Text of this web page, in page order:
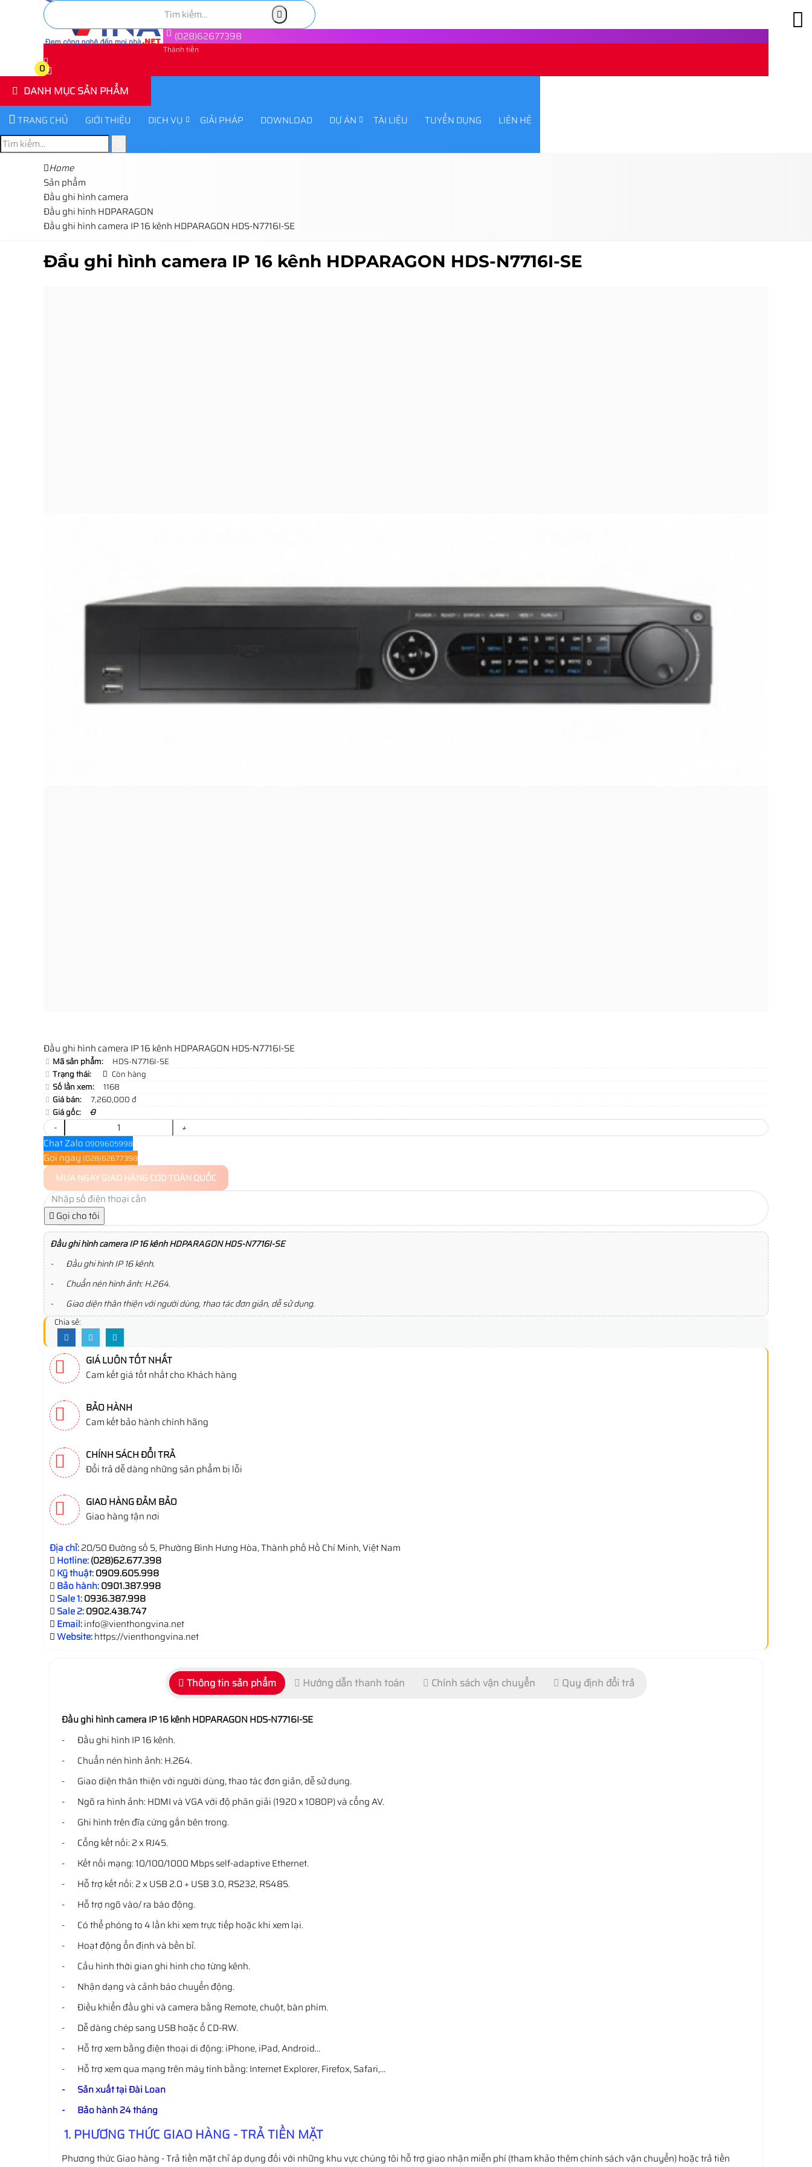
(028)62677398
Thành tiền
0
0
DANH MỤC SẢN PHẨM
TRANG CHỦ GIỚI THIỆU DỊCH VỤ GIẢI PHÁP DOWNLOAD DỰ ÁN TÀI LIỆU TUYỂN DỤNG LIÊN HỆ
Home
Sản phẩm
Đầu ghi hình camera
Đầu ghi hình HDPARAGON
Đầu ghi hình camera IP 16 kênh HDPARAGON HDS-N7716I-SE
Đầu ghi hình camera IP 16 kênh HDPARAGON HDS-N7716I-SE
Đầu ghi hình camera IP 16 kênh HDPARAGON HDS-N7716I-SE
Mã sản phẩm:
HDS-N7716I-SE
Trạng thái:
Còn hàng
Số lần xem:
1168
Giá bán:
7,260,000 đ
Giá gốc:
0
-
+
Chat Zalo 0909605998
Gọi ngay (028)62677398
MUA NGAYGIAO HÀNG COD TOÀN QUỐC
Gọi cho tôi
Đầu ghi hình camera IP 16 kênh HDPARAGONHDS-N7716I-SE
- Đầu ghi hình IP 16 kênh.
- Chuẩn nén hình ảnh: H.264.
- Giao diện thân thiện với người dùng, thao tác đơn giản, dễ sử dụng.
Chia sẻ:
GIÁ LUÔN TỐT NHẤT
Cam kết giá tốt nhất cho Khách hàng
BẢO HÀNH
Cam kết bảo hành chính hãng
CHÍNH SÁCH ĐỔI TRẢ
Đổi trả dễ dàng những sản phẩm bị lỗi
GIAO HÀNG ĐẢM BẢO
Giao hàng tận nơi
Địa chỉ:20/50 Đường số 5, Phường Bình Hưng Hòa, Thành phố Hồ Chí Minh, Việt Nam
Hotline:(028)62.677.398
Kỹ thuật:0909.605.998
Bảo hành:0901.387.998
Sale 1:0936.387.998
Sale 2:0902.438.747
Email:info@vienthongvina.net
Website:https://vienthongvina.net
Thông tin sản phẩm Hướng dẫn thanh toán Chính sách vận chuyển Quy định đổi trả
Đầu ghi hình camera IP 16 kênh HDPARAGON HDS-N7716I-SE
- Đầu ghi hình IP 16 kênh.
- Chuẩn nén hình ảnh: H.264.
- Giao diện thân thiện với người dùng, thao tác đơn giản, dễ sử dụng.
- Ngõ ra hình ảnh: HDMI và VGA với độ phân giải (1920 x 1080P) và cổng AV.
- Ghi hình trên đĩa cứng gắn bên trong.
- Cổng kết nối: 2 x RJ45.
- Kết nối mạng: 10/100/1000 Mbps self-adaptive Ethernet.
- Hỗ trợ kết nối: 2 x USB 2.0 + USB 3.0, RS232, RS485.
- Hỗ trợ ngõ vào/ ra báo động.
- Có thể phóng to 4 lần khi xem trực tiếp hoặc khi xem lại.
- Hoạt động ổn định và bền bỉ.
- Cấu hình thời gian ghi hinh cho từng kênh.
- Nhận dạng và cảnh báo chuyển động.
- Điều khiển đầu ghi và camera bằng Remote, chuột, bàn phím.
- Dễ dàng chép sang USB hoặc ổ CD-RW.
- Hỗ trợ xem bằng điện thoại di động: iPhone, iPad, Android...
- Hỗ trợ xem qua mạng trên máy tính bằng: Internet Explorer, Firefox, Safari,…
- Sản xuất tại Đài Loan
- Bảo hành 24 tháng
1. PHƯƠNG THỨC GIAO HÀNG - TRẢ TIỀN MẶT
Phương thức Giao hàng - Trả tiền mặt chỉ áp dụng đối với những khu vực chúng tôi hỗ trợ giao nhận miễn phí (tham khảo thêm chính sách vận chuyển) hoặc trả tiền